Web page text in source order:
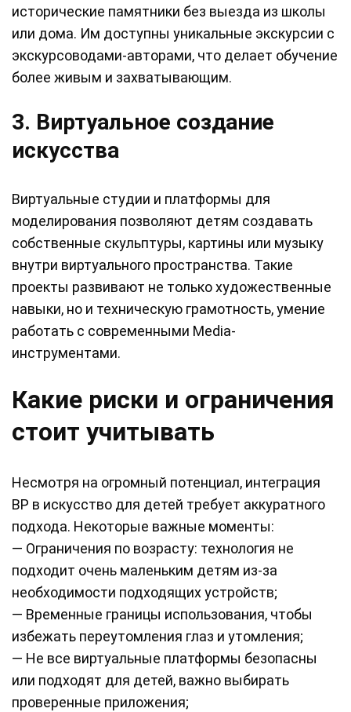
исторические памятники без выезда из школы
или дома. Им доступны уникальные экскурсии с
экскурсоводами-авторами, что делает обучение
более живым и захватывающим.
3. Виртуальное создание
искусства
Виртуальные студии и платформы для
моделирования позволяют детям создавать
собственные скульптуры, картины или музыку
внутри виртуального пространства. Такие
проекты развивают не только художественные
навыки, но и техническую грамотность, умение
работать с современными Media-
инструментами.
Какие риски и ограничения
стоит учитывать
Несмотря на огромный потенциал, интеграция
ВР в искусство для детей требует аккуратного
подхода. Некоторые важные моменты:
— Ограничения по возрасту: технология не
подходит очень маленьким детям из-за
необходимости подходящих устройств;
— Временные границы использования, чтобы
избежать переутомления глаз и утомления;
— Не все виртуальные платформы безопасны
или подходят для детей, важно выбирать
проверенные приложения;